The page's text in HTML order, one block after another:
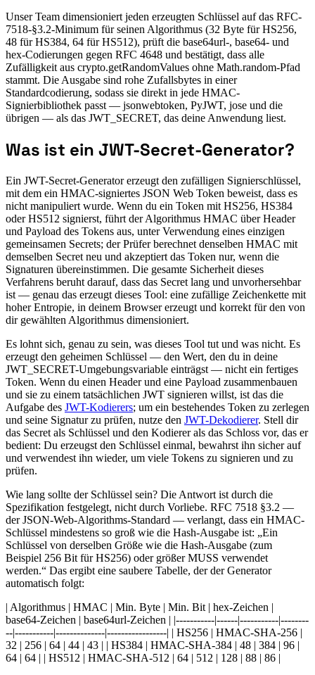
Unser Team dimensioniert jeden erzeugten Schlüssel auf das RFC-
7518-§3.2-Minimum für seinen Algorithmus (32 Byte für HS256,
48 für HS384, 64 für HS512), prüft die base64url-, base64- und
hex-Codierungen gegen RFC 4648 und bestätigt, dass alle
Zufälligkeit aus crypto.getRandomValues ohne Math.random-Pfad
stammt. Die Ausgabe sind rohe Zufallsbytes in einer
Standardcodierung, sodass sie direkt in jede HMAC-
Signierbibliothek passt — jsonwebtoken, PyJWT, jose und die
übrigen — als das JWT_SECRET, das deine Anwendung liest.
Was ist ein JWT-Secret-Generator?
Ein JWT-Secret-Generator erzeugt den zufälligen Signierschlüssel,
mit dem ein HMAC-signiertes JSON Web Token beweist, dass es
nicht manipuliert wurde. Wenn du ein Token mit HS256, HS384
oder HS512 signierst, führt der Algorithmus HMAC über Header
und Payload des Tokens aus, unter Verwendung eines einzigen
gemeinsamen Secrets; der Prüfer berechnet denselben HMAC mit
demselben Secret neu und akzeptiert das Token nur, wenn die
Signaturen übereinstimmen. Die gesamte Sicherheit dieses
Verfahrens beruht darauf, dass das Secret lang und unvorhersehbar
ist — genau das erzeugt dieses Tool: eine zufällige Zeichenkette mit
hoher Entropie, in deinem Browser erzeugt und korrekt für den von
dir gewählten Algorithmus dimensioniert.
Es lohnt sich, genau zu sein, was dieses Tool tut und was nicht. Es
erzeugt den geheimen Schlüssel — den Wert, den du in deine
JWT_SECRET-Umgebungsvariable einträgst — nicht ein fertiges
Token. Wenn du einen Header und eine Payload zusammenbauen
und sie zu einem tatsächlichen JWT signieren willst, ist das die
Aufgabe des JWT-Kodierers; um ein bestehendes Token zu zerlegen
und seine Signatur zu prüfen, nutze den JWT-Dekodierer. Stell dir
das Secret als Schlüssel und den Kodierer als das Schloss vor, das er
bedient: Du erzeugst den Schlüssel einmal, bewahrst ihn sicher auf
und verwendest ihn wieder, um viele Tokens zu signieren und zu
prüfen.
Wie lang sollte der Schlüssel sein? Die Antwort ist durch die
Spezifikation festgelegt, nicht durch Vorliebe. RFC 7518 §3.2 —
der JSON-Web-Algorithms-Standard — verlangt, dass ein HMAC-
Schlüssel mindestens so groß wie die Hash-Ausgabe ist: „Ein
Schlüssel von derselben Größe wie die Hash-Ausgabe (zum
Beispiel 256 Bit für HS256) oder größer MUSS verwendet
werden.“ Das ergibt eine saubere Tabelle, der der Generator
automatisch folgt:
| Algorithmus | HMAC | Min. Byte | Min. Bit | hex-Zeichen |
base64-Zeichen | base64url-Zeichen | |-----------|------|-----------|--------
--|-----------|--------------|-----------------| | HS256 | HMAC-SHA-256 |
32 | 256 | 64 | 44 | 43 | | HS384 | HMAC-SHA-384 | 48 | 384 | 96 |
64 | 64 | | HS512 | HMAC-SHA-512 | 64 | 512 | 128 | 88 | 86 |